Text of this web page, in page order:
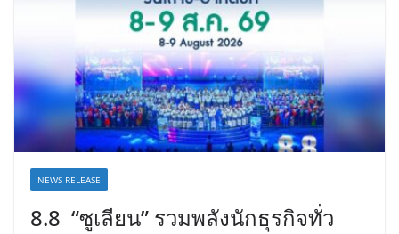
NEWS RELEASE
8.8 “ซูเลียน” รวมพลังนักธุรกิจทั่ว